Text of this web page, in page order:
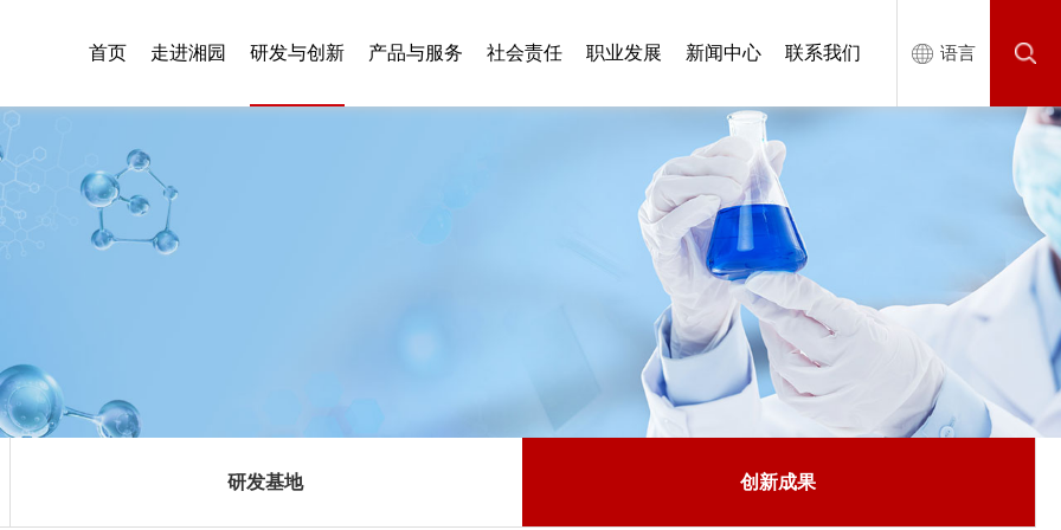
语言
首页 走进湘园 研发与创新 产品与服务 社会责任 职业发展 新闻中心 联系我们
研发基地 创新成果